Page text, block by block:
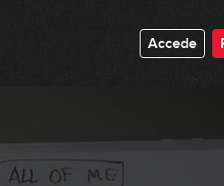
Accede
Arpegios m7 con el
06:57
Arpegios con el círculo de